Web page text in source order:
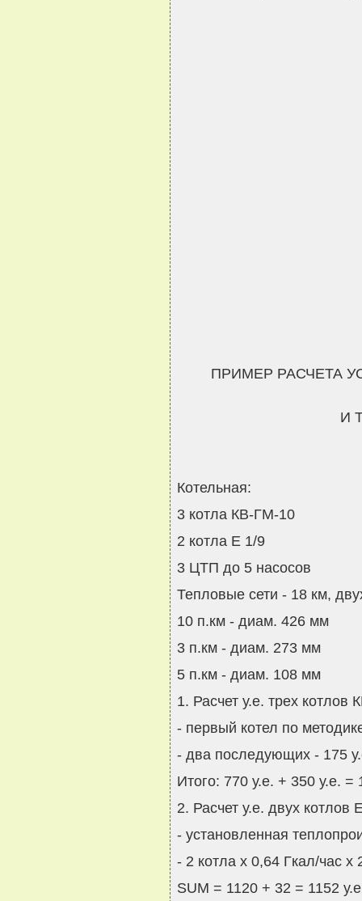
ПРИМЕР РАСЧЕТА
И
Котельная:
3 котла КВ-ГМ-10
2 котла Е 1/9
3 ЦТП до 5 насосов
Тепловые сети - 18 км,
10 п.км - диам. 426 мм
3 п.км - диам. 273 мм
5 п.км - диам. 108 мм
1. Расчет у.е. трех котлов
- первый котел по
- два последующих - 175
Итого: 770 у.е. + 350 у.е. =
2. Расчет у.е. двух котлов
- установленная
- 2 котла x 0,64 Гкал/час x
SUM = 1120 + 32 = 1152